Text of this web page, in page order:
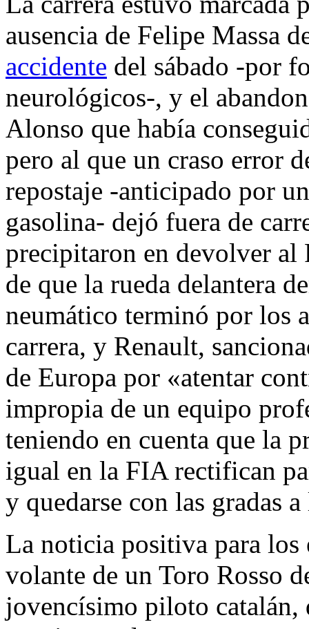
ausencia de Felipe Massa
accidente del sábado -por
neurológicos-, y el
Alonso que había
pero al que un craso error
repostaje -anticipado por
gasolina- dejó fuera de
precipitaron en devolver al
de que la rueda delantera
neumático terminó por los
carrera, y Renault,
de Europa por «atentar
impropia de un equipo
teniendo en cuenta que la
igual en la FIA rectifican
y quedarse con las gradas
La noticia positiva para los
volante de un Toro Rosso
jovencísimo piloto catalán,